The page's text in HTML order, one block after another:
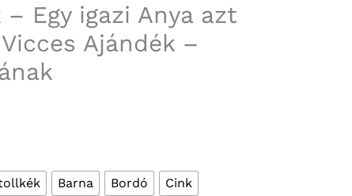
Egy igazi Anya azt
Ajándék –
Barna Bordó
Cink